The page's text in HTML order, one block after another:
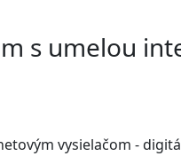
s umelou
vysielačom -